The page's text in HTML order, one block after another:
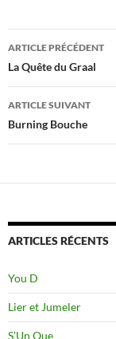
Navigation
des
articles
ARTICLE PRÉCÉDENT
La Quête du Graal
ARTICLE SUIVANT
Burning Bouche
ARTICLES RÉCENTS
You D
Lier et Jumeler
S’Un Que